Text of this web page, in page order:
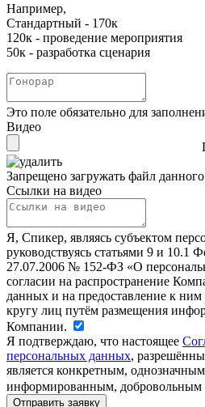
Например,
Стандартный - 170к
120к - проведение мероприятия
50к - разработка сценария
Это поле обязательно для
Видео
Запрещено загружать файл
Ссылки на видео
Я, Спикер, являясь субъектом
руководствуясь статьями 9 и 10.1
27.07.2006 № 152-ФЗ «О
согласии на распространение
данных и на предоставление к
кругу лиц путём размещения
Компании.
Я подтверждаю, что настоящее
персональных данных,
является конкретным,
информированным, добровольным